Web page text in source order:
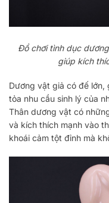
Đồ chơi tình dục
giúp kích
Dương vật giả có đế lớn,
tỏa nhu cầu sinh lý của
Thân dương vật có
và kích thích mạnh vào
khoái cảm tột đỉnh mà